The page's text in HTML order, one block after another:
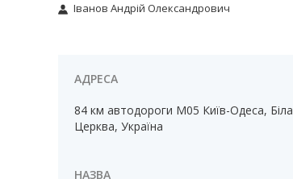
Іванов Андрій Олександрович
84 км автодороги М05 Київ-Одеса, Біла
Церква, Україна